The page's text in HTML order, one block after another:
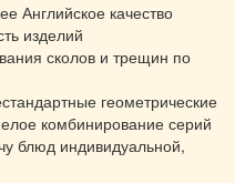
Английское качество
изделий
сколов и трещин по
геометрические
комбинирование серий
блюд индивидуальной,